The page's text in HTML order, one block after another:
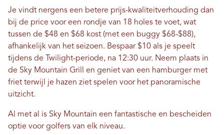
Je vindt nergens een betere prijs-kwaliteitverhouding dan
bij de price voor een rondje van 18 holes te voet, wat
tussen de $48 en $68 kost (met een buggy $68-$88),
afhankelijk van het seizoen. Bespaar $10 als je speelt
tijdens de Twilight-periode, na 12:30 uur. Neem plaats in
de Sky Mountain Grill en geniet van een hamburger met
friet terwijl je hazen ziet spelen voor het panoramische
uitzicht.
Al met al is Sky Mountain een fantastische en bescheiden
optie voor golfers van elk niveau.